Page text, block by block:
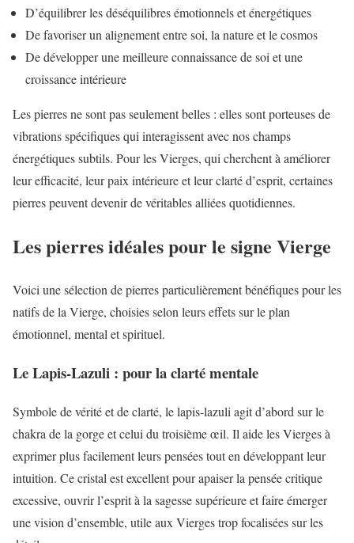
D’équilibrer les déséquilibres émotionnels et énergétiques
De favoriser un alignement entre soi, la nature et le cosmos
De développer une meilleure connaissance de soi et une
croissance intérieure
Les pierres ne sont pas seulement belles : elles sont porteuses de
vibrations spécifiques qui interagissent avec nos champs
énergétiques subtils. Pour les Vierges, qui cherchent à améliorer
leur efficacité, leur paix intérieure et leur clarté d’esprit, certaines
pierres peuvent devenir de véritables alliées quotidiennes.
Les pierres idéales pour le signe Vierge
Voici une sélection de pierres particulièrement bénéfiques pour les
natifs de la Vierge, choisies selon leurs effets sur le plan
émotionnel, mental et spirituel.
Le Lapis-Lazuli : pour la clarté mentale
Symbole de vérité et de clarté, le lapis-lazuli agit d’abord sur le
chakra de la gorge et celui du troisième œil. Il aide les Vierges à
exprimer plus facilement leurs pensées tout en développant leur
intuition. Ce cristal est excellent pour apaiser la pensée critique
excessive, ouvrir l’esprit à la sagesse supérieure et faire émerger
une vision d’ensemble, utile aux Vierges trop focalisées sur les